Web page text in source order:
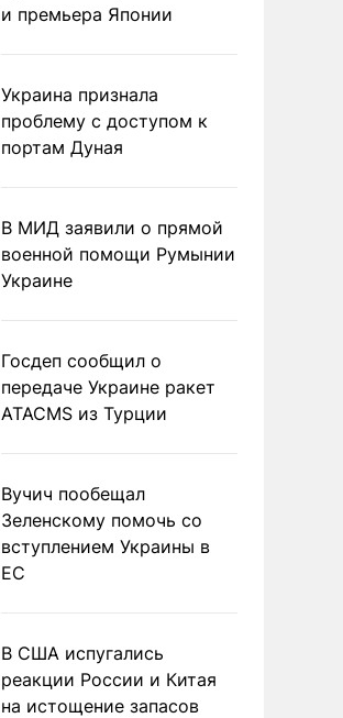
и премьера Японии
Украина признала
проблему с доступом к
портам Дуная
В МИД заявили о прямой
военной помощи Румынии
Украине
Госдеп сообщил о
передаче Украине ракет
ATACMS из Турции
Вучич пообещал
Зеленскому помочь со
вступлением Украины в
ЕС
В США испугались
реакции России и Китая
на истощение запасов